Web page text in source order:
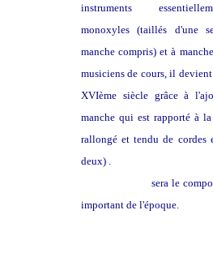
instruments
monoxyles (taillés d'une
manche compris) et à
musiciens de cours, il devient
XVIème siècle grâce à
manche qui est rapporté à la
rallongé et tendu de cordes
deux) .
sera le
important de l'époque.